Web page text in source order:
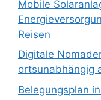
Mobile
Reisen
Digitale
ortsunabhängig
Belegungsplan